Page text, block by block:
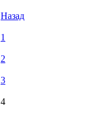
Назад
1
2
3
4